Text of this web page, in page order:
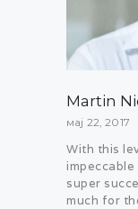
Martin
мај 22, 2017
With this
super
much for